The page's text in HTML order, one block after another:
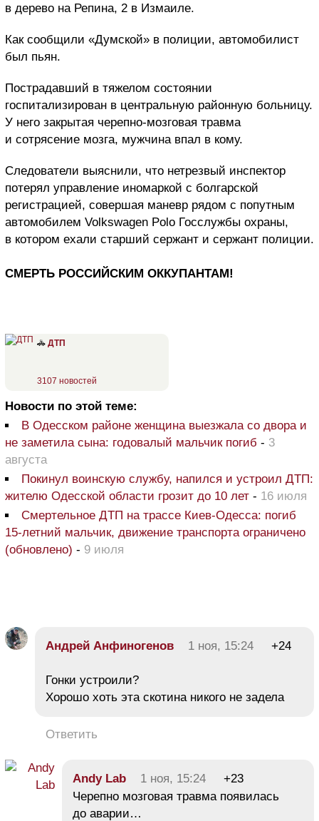
в дерево на Репина, 2 в Измаиле.
Как сообщили «Думской» в полиции, автомобилист
был пьян.
Пострадавший в тяжелом состоянии
госпитализирован в центральную районную больницу.
У него закрытая черепно-мозговая травма
и сотрясение мозга, мужчина впал в кому.
Следователи выяснили, что нетрезвый инспектор
потерял управление иномаркой с болгарской
регистрацией, совершая маневр рядом с попутным
автомобилем Volkswagen Polo Госслужбы охраны,
в котором ехали старший сержант и сержант полиции.
СМЕРТЬ РОССИЙСКИМ ОККУПАНТАМ!
🚓 ДТП
3107 новостей
Новости по этой теме:
В Одесском районе женщина выезжала со двора и
не заметила сына: годовалый мальчик погиб - 3
августа
Покинул воинскую службу, напился и устроил ДТП:
жителю Одесской области грозит до 10 лет - 16 июля
Смертельное ДТП на трассе Киев-Одесса: погиб
15-летний мальчик, движение транспорта ограничено
(обновлено) - 9 июля
Андрей Анфиногенов 1 ноя, 15:24 +24
Гонки устроили?
Хорошо хоть эта скотина никого не задела
Ответить
Andy Lab 1 ноя, 15:24
+23
Черепно мозговая травма появилась
до аварии…